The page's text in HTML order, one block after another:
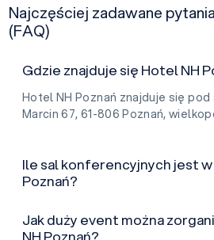
Najczęściej zadawane
(FAQ)
Gdzie znajduje się Hotel NH
Hotel NH Poznań znajduje się
Marcin 67, 61-806 Poznań,
Ile sal konferencyjnych jest
Poznań?
Jak duży event można